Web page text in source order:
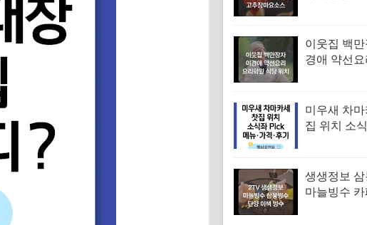
이웃집 백
경애 약선
보
미우새 차
집 위치 소
뉴·가격·후
생생정보
마늘빙수